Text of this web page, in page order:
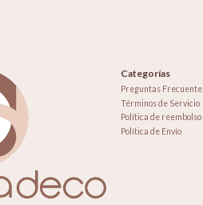
Categorías
Preguntas
Términos de Servicio
Política de reembolso
Política de Envío